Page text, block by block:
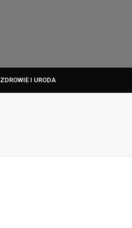
ZDROWIE I URODA